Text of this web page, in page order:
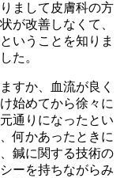
まして皮膚科の方
が改善しなくて、
いうことを知りま
た。
すか、血流が良く
始めてから徐々に
通りになったとい
何かあったときに
鍼に関する技術の
ーを持ちながらみ